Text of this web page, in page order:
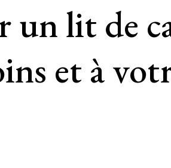
un lit de
et à